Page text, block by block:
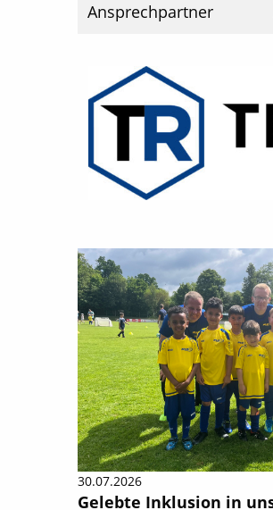
Ansprechpartner
30.07.2026
Gelebte Inklusion in